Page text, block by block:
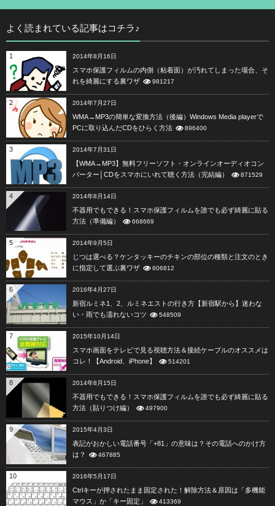
よく読まれている記事はコチラ♪
1 2014年8月16日
スマホ保護フィルムの内側（粘着面）が汚れてしまった場合、そ
れを綺麗にする裏ワザ
981217
2 2014年7月27日
WMA→MP3の簡単な変換方法（後編）Windows Media playerで
PCに取り込んだCDをひらく方法
896400
3 2014年7月31日
【WMA→MP3】無料フリーソフト・オンラインオーディオコン
バーター│CDをスマホにいれて聴く方法（完結編）
871529
4 2014年8月14日
不器用でもできる！スマホ保護フィルムを誰でも必ず綺麗に貼る
方法（準備編）
668669
5 2014年9月5日
じつは選べる？ケンタッキーのチキンの部位の種類と注文のとき
に指定して選ぶ裏ワザ
606812
6 2016年4月27日
新宿ルミネ1、2、ルミネエストの行き方【新宿駅から】迷わな
い・雨でも濡れないコツ
548509
7 2015年10月14日
スマホ画面をテレビで見る視聴方法＆接続ケーブルのオススメは
コレ！【Android、iPhone】
514201
8 2014年8月15日
不器用でもできる！スマホ保護フィルムを誰でも必ず綺麗に貼る
方法（貼りつけ編）
497900
9 2015年4月3日
表記がおかしい電話番号「+81」の意味は？その電話へのかけ方
は？
467885
10 2016年5月17日
Ctrlキーが押されたまま固定された！解除方法＆原因は「多機能
マウス」か「キー固定」
413369